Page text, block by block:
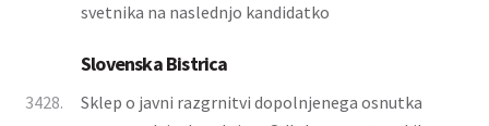
svetnika na naslednjo kandidatko
Slovenska Bistrica
3428.
Sklep o javni razgrnitvi dopolnjenega osnutka